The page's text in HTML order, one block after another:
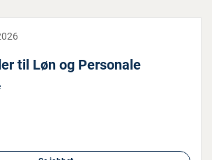
til Løn og Personale